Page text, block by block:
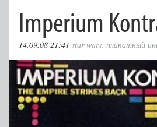
Imperium
14.09.08 21:41 star wars, плакатный